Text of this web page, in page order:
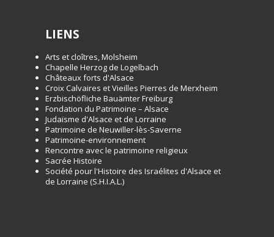
LIENS
Arts et cloîtres, Molsheim
Chapelle Herzog de Logelbach
Châteaux forts d'Alsace
Croix Calvaires et Vieilles Pierres de Merxheim
Erzbischöfliche Bauämter Freiburg
Fondation du Patrimoine – Alsace
Judaïsme d'Alsace et de Lorraine
Patrimoine de Neuwiller-lès-Saverne
Patrimoine-environnement
Rencontre avec le patrimoine religieux
Sacrée Histoire
Société pour l'Histoire des Israélites d'Alsace et
de Lorraine (S.H.I.A.L.)